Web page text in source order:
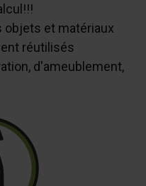
objets et matériaux
réutilisés
d'ameublement,